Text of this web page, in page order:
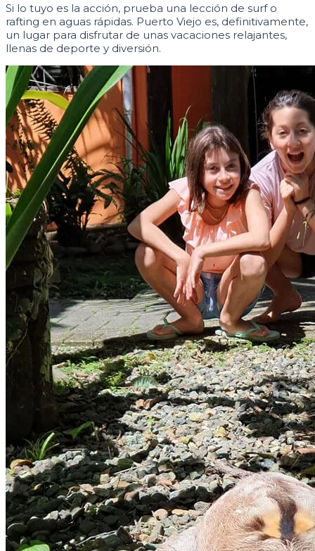
Si lo tuyo es la acción, prueba una lección de surf o
rafting en aguas rápidas. Puerto Viejo es, definitivamente,
un lugar para disfrutar de unas vacaciones relajantes,
llenas de deporte y diversión.